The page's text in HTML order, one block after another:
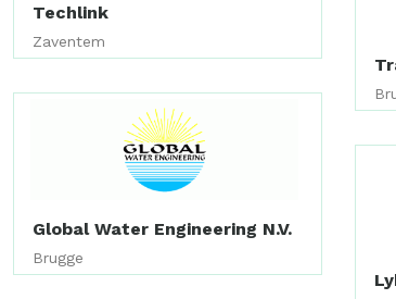
Techlink
Zaventem
Global Water Engineering N.V.
Brugge